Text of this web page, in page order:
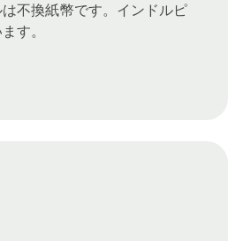
不換紙幣です。インドルピ
す。